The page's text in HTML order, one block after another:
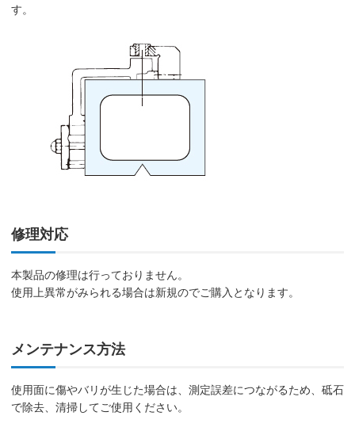
す。
修理対応
本製品の修理は行っておりません。
使用上異常がみられる場合は新規のでご購入となります。
メンテナンス方法
使用面に傷やバリが生じた場合は、測定誤差につながるため、砥石
で除去、清掃してご使用ください。